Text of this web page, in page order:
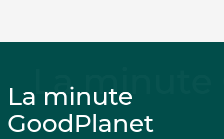
La minute
GoodPlanet